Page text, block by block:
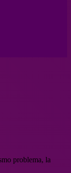
problema, la